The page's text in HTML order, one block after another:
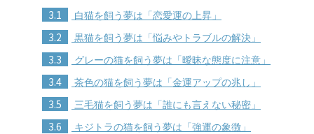
3.1 白猫を飼う夢は「恋愛運の上昇」
3.2 黒猫を飼う夢は「悩みやトラブルの解決」
3.3 グレーの猫を飼う夢は「曖昧な態度に注意」
3.4 茶色の猫を飼う夢は「金運アップの兆し」
3.5 三毛猫を飼う夢は「誰にも言えない秘密」
3.6 キジトラの猫を飼う夢は「強運の象徴」